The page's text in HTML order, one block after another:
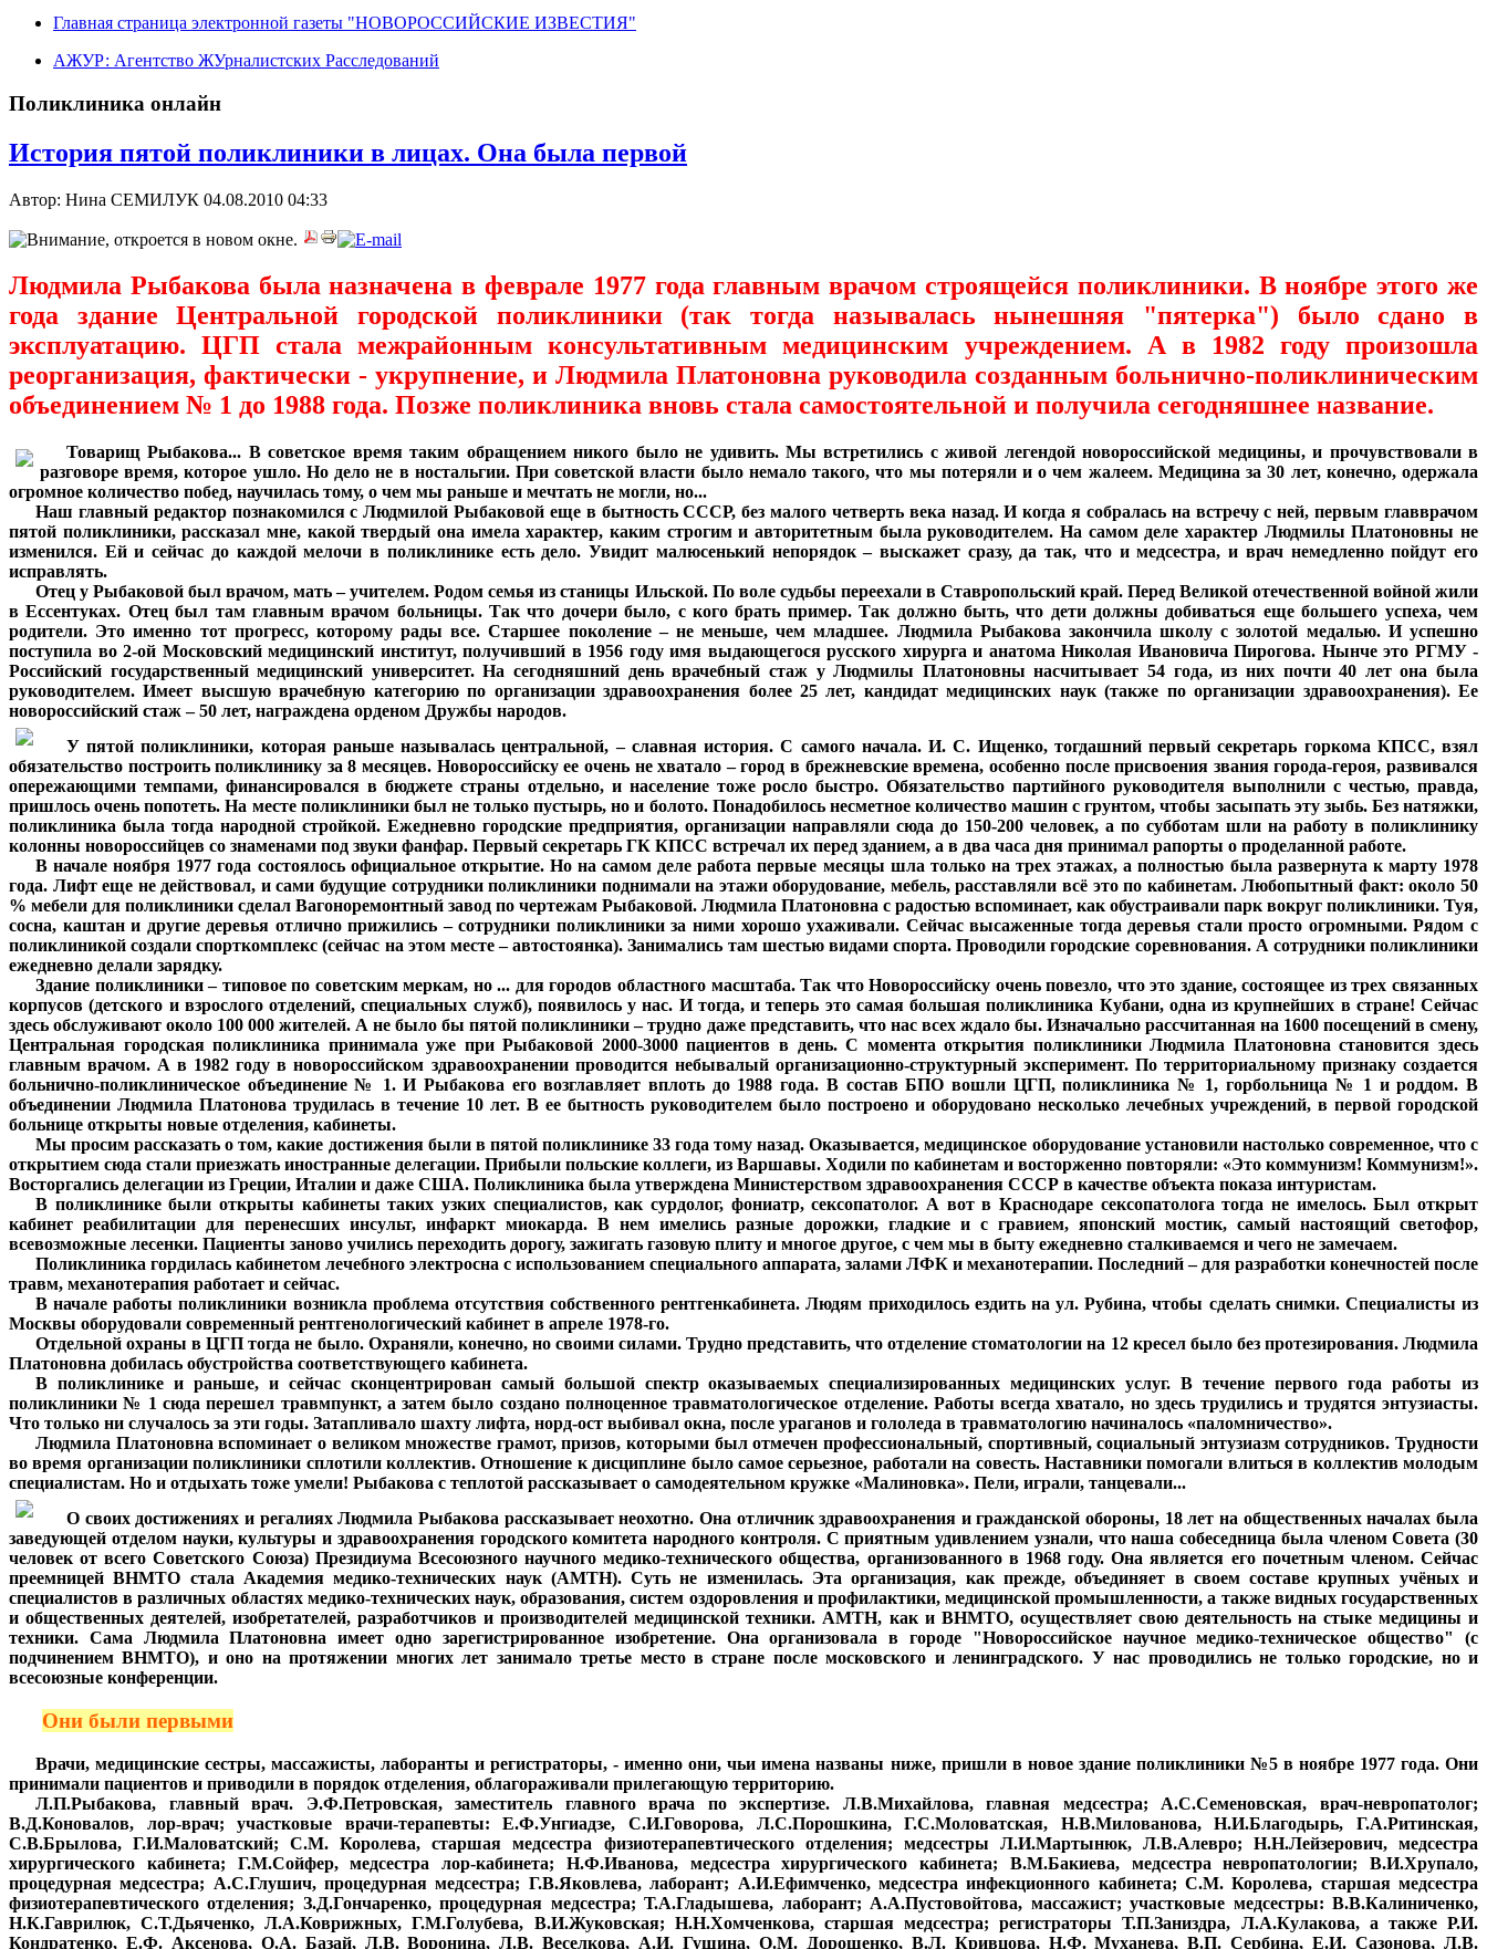
Главная страница электронной газеты "НОВОРОССИЙСКИЕ ИЗВЕСТИЯ"
АЖУР: Агентство ЖУрналистских Расследований
Поликлиника онлайн
История пятой поликлиники в лицах. Она была первой
Автор: Нина СЕМИЛУК 04.08.2010 04:33
Людмила Рыбакова была назначена в феврале 1977 года главным врачом строящейся поликлиники. В ноябре этого же
года здание Центральной городской поликлиники (так тогда называлась нынешняя "пятерка") было сдано в
эксплуатацию. ЦГП стала межрайонным консультативным медицинским учреждением. А в 1982 году произошла
реорганизация, фактически - укрупнение, и Людмила Платоновна руководила созданным больнично-поликлиническим
объединением № 1 до 1988 года. Позже поликлиника вновь стала самостоятельной и получила сегодняшнее название.
Товарищ Рыбакова... В советское время таким обращением никого было не удивить. Мы встретились с живой легендой новороссийской медицины, и прочувствовали в
разговоре время, которое ушло. Но дело не в ностальгии. При советской власти было немало такого, что мы потеряли и о чем жалеем. Медицина за 30 лет, конечно, одержала
огромное количество побед, научилась тому, о чем мы раньше и мечтать не могли, но...
Наш главный редактор познакомился с Людмилой Рыбаковой еще в бытность СССР, без малого четверть века назад. И когда я собралась на встречу с ней, первым главврачом
пятой поликлиники, рассказал мне, какой твердый она имела характер, каким строгим и авторитетным была руководителем. На самом деле характер Людмилы Платоновны не
изменился. Ей и сейчас до каждой мелочи в поликлинике есть дело. Увидит малюсенький непорядок – выскажет сразу, да так, что и медсестра, и врач немедленно пойдут его
исправлять.
Отец у Рыбаковой был врачом, мать – учителем. Родом семья из станицы Ильской. По воле судьбы переехали в Ставропольский край. Перед Великой отечественной войной жили
в Ессентуках. Отец был там главным врачом больницы. Так что дочери было, с кого брать пример. Так должно быть, что дети должны добиваться еще большего успеха, чем
родители. Это именно тот прогресс, которому рады все. Старшее поколение – не меньше, чем младшее. Людмила Рыбакова закончила школу с золотой медалью. И успешно
поступила во 2-ой Московский медицинский институт, получивший в 1956 году имя выдающегося русского хирурга и анатома Николая Ивановича Пирогова. Нынче это РГМУ -
Российский государственный медицинский университет. На сегодняшний день врачебный стаж у Людмилы Платоновны насчитывает 54 года, из них почти 40 лет она была
руководителем. Имеет высшую врачебную категорию по организации здравоохранения более 25 лет, кандидат медицинских наук (также по организации здравоохранения). Ее
новороссийский стаж – 50 лет, награждена орденом Дружбы народов.
У пятой поликлиники, которая раньше называлась центральной, – славная история.С самого начала. И. С. Ищенко, тогдашний первый секретарь горкома КПСС, взял
обязательство построить поликлинику за 8 месяцев. Новороссийску ее очень не хватало – город в брежневские времена, особенно после присвоения звания города-героя, развивался
опережающими темпами, финансировался в бюджете страны отдельно, и население тоже росло быстро. Обязательство партийного руководителя выполнили с честью, правда,
пришлось очень попотеть. На месте поликлиники был не только пустырь, но и болото. Понадобилось несметное количество машин с грунтом, чтобы засыпать эту зыбь. Без натяжки,
поликлиника была тогда народной стройкой. Ежедневно городские предприятия, организации направляли сюда до 150-200 человек, а по субботам шли на работу в поликлинику
колонны новороссийцев со знаменами под звуки фанфар. Первый секретарь ГК КПСС встречал их перед зданием, а в два часа дня принимал рапорты о проделанной работе.
В начале ноября 1977 года состоялось официальное открытие. Но на самом деле работа первые месяцы шла только на трех этажах, а полностью была развернута к марту 1978
года. Лифт еще не действовал, и сами будущие сотрудники поликлиники поднимали на этажи оборудование, мебель, расставляли всё это по кабинетам. Любопытный факт: около 50
% мебели для поликлиники сделал Вагоноремонтный завод по чертежам Рыбаковой. Людмила Платоновна с радостью вспоминает, как обустраивали парк вокруг поликлиники. Туя,
сосна, каштан и другие деревья отлично прижились – сотрудники поликлиники за ними хорошо ухаживали. Сейчас высаженные тогда деревья стали просто огромными. Рядом с
поликлиникой создали спорткомплекс (сейчас на этом месте – автостоянка). Занимались там шестью видами спорта. Проводили городские соревнования. А сотрудники поликлиники
ежедневно делали зарядку.
Здание поликлиники – типовое по советским меркам, но ... для городов областного масштаба. Так что Новороссийску очень повезло, что это здание, состоящее из трех связанных
корпусов (детского и взрослого отделений, специальных служб), появилось у нас. И тогда, и теперь это самая большая поликлиника Кубани, одна из крупнейших в стране! Сейчас
здесь обслуживают около 100 000 жителей. А не было бы пятой поликлиники – трудно даже представить, что нас всех ждало бы. Изначально рассчитанная на 1600 посещений в смену,
Центральная городская поликлиника принимала уже при Рыбаковой 2000-3000 пациентов в день. С момента открытия поликлиники Людмила Платоновна становится здесь
главным врачом. А в 1982 году в новороссийском здравоохранении проводится небывалый организационно-структурный эксперимент. По территориальному признаку создается
больнично-поликлиническое объединение № 1. И Рыбакова его возглавляет вплоть до 1988 года. В состав БПО вошли ЦГП, поликлиника № 1, горбольница № 1 и роддом. В
объединении Людмила Платонова трудилась в течение 10 лет. В ее бытность руководителем было построено и оборудовано несколько лечебных учреждений, в первой городской
больнице открыты новые отделения, кабинеты.
Мы просим рассказать о том, какие достижения были в пятой поликлинике 33 года тому назад. Оказывается, медицинское оборудование установили настолько современное, что с
открытием сюда стали приезжать иностранные делегации. Прибыли польские коллеги, из Варшавы. Ходили по кабинетам и восторженно повторяли: «Это коммунизм! Коммунизм!».
Восторгались делегации из Греции, Италии и даже США. Поликлиника была утверждена Министерством здравоохранения СССР в качестве объекта показа интуристам.
В поликлинике были открыты кабинеты таких узких специалистов, как сурдолог, фониатр, сексопатолог. А вот в Краснодаре сексопатолога тогда не имелось. Был открыт
кабинет реабилитации для перенесших инсульт, инфаркт миокарда. В нем имелись разные дорожки, гладкие и с гравием, японский мостик, самый настоящий светофор,
всевозможные лесенки. Пациенты заново учились переходить дорогу, зажигать газовую плиту и многое другое, с чем мы в быту ежедневно сталкиваемся и чего не замечаем.
Поликлиника гордилась кабинетом лечебного электросна с использованием специального аппарата, залами ЛФК и механотерапии. Последний – для разработки конечностей после
травм, механотерапия работает и сейчас.
В начале работы поликлиники возникла проблема отсутствия собственного рентгенкабинета. Людям приходилось ездить на ул. Рубина, чтобы сделать снимки. Специалисты из
Москвы оборудовали современный рентгенологический кабинет в апреле 1978-го.
Отдельной охраны в ЦГП тогда не было. Охраняли, конечно, но своими силами. Трудно представить, что отделение стоматологии на 12 кресел было без протезирования. Людмила
Платоновна добилась обустройства соответствующего кабинета.
В поликлинике и раньше, и сейчас сконцентрирован самый большой спектр оказываемых специализированных медицинских услуг. В течение первого года работы из
поликлиники № 1 сюда перешел травмпункт, а затем было создано полноценное травматологическое отделение. Работы всегда хватало, но здесь трудились и трудятся энтузиасты.
Что только ни случалось за эти годы. Затапливало шахту лифта, норд-ост выбивал окна, после ураганов и гололеда в травматологию начиналось «паломничество».
Людмила Платоновна вспоминает о великом множестве грамот, призов, которыми был отмечен профессиональный, спортивный, социальный энтузиазм сотрудников. Трудности
во время организации поликлиники сплотили коллектив. Отношение к дисциплине было самое серьезное, работали на совесть. Наставники помогали влитьсяв коллективмолодым
специалистам. Но и отдыхать тоже умели! Рыбакова с теплотой рассказывает о самодеятельном кружке «Малиновка». Пели, играли, танцевали...
О своих достижениях и регалиях Людмила Рыбакова рассказывает неохотно. Она отличник здравоохранения и гражданской обороны, 18 лет на общественных началах была
заведующей отделом науки, культуры и здравоохранения городского комитета народного контроля. С приятным удивлением узнали, что наша собеседница была членом Совета (30
человек от всего Советского Союза) Президиума Всесоюзного научного медико-технического общества, организованного в 1968 году. Она является его почетным членом. Сейчас
преемницей ВНМТО стала Академия медико-технических наук (АМТН). Суть не изменилась. Эта организация, как прежде, объединяет в своем составе крупных учёных и
специалистов в различных областях медико-технических наук, образования, систем оздоровления и профилактики, медицинской промышленности, а также видных государственных
и общественных деятелей, изобретателей, разработчиков и производителей медицинской техники. АМТН, как и ВНМТО, осуществляет свою деятельность на стыке медицины и
техники. Сама Людмила Платоновна имеет одно зарегистрированное изобретение. Она организовала в городе "Новороссийское научное медико-техническое общество" (с
подчинением ВНМТО), и оно на протяжении многих лет занимало третье место в стране после московского и ленинградского. У нас проводились не только городские, но и
всесоюзные конференции.
Они были первыми
Врачи, медицинские сестры, массажисты, лаборанты и регистраторы, - именно они, чьи имена названы ниже, пришли в новое здание поликлиники №5 в ноябре 1977 года. Они
принимали пациентов и приводили в порядок отделения, облагораживали прилегающую территорию.
Л.П.Рыбакова, главный врач. Э.Ф.Петровская, заместитель главного врача по экспертизе. Л.В.Михайлова, главная медсестра; А.С.Семеновская, врач-невропатолог;
В.Д.Коновалов, лор-врач; участковые врачи-терапевты: Е.Ф.Унгиадзе, С.И.Говорова, Л.С.Порошкина, Г.С.Моловатская, Н.В.Милованова, Н.И.Благодырь, Г.A.Ритинская,
С.В.Брылова, Г.И.Маловатский; С.М. Королева, старшая медсестра физиотерапевтического отделения; медсестры Л.И.Мартынюк, Л.В.Алевро; Н.Н.Лейзерович, медсестра
хирургического кабинета; Г.М.Сойфер, медсестра лор-кабинета; Н.Ф.Иванова, медсестра хирургического кабинета; В.М.Бакиева, медсестра невропатологии; В.И.Хрупало,
процедурная медсестра; А.С.Глушич, процедурная медсестра; Г.В.Яковлева, лаборант; А.И.Ефимченко, медсестра инфекционного кабинета; С.М. Королева, старшая медсестра
физиотерапевтического отделения; З.Д.Гончаренко, процедурная медсестра; Т.А.Гладышева, лаборант; А.А.Пустовойтова, массажист; участковые медсестры: В.В.Калиниченко,
Н.К.Гаврилюк, С.Т.Дьяченко, Л.А.Коврижных, Г.М.Голубева, В.И.Жуковская; Н.Н.Хомченкова, старшая медсестра; регистраторы Т.П.Заниздра, Л.А.Кулакова, а также Р.И.
Кондратенко, Е.Ф. Аксенова, О.А. Базай, Л.В. Воронина, Л.В. Веселкова, А.И. Гущина, О.М. Дорошенко, В.Л. Кривцова, Н.Ф. Муханева, В.П. Сербина, Е.И. Сазонова, Л.В.